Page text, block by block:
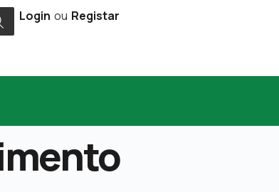
Login ou Registar